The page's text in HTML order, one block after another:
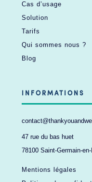
Cas d’usage
Solution
Tarifs
Qui sommes nous ?
Blog
INFORMATIONS
47 rue du bas huet
78100 Saint-Germain-
Mentions légales